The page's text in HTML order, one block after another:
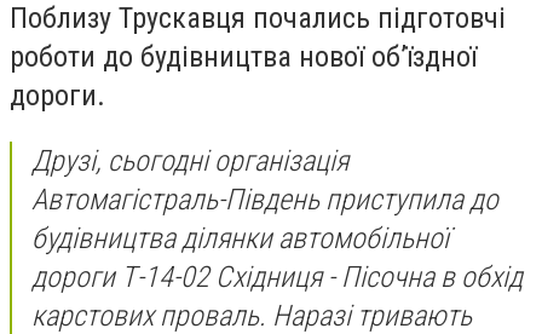
Поблизу Трускавця почались підготовчі
роботи до будівництва нової об’їздної
дороги.
Друзі, сьогодні організація
Автомагістраль-Південь приступила до
будівництва ділянки автомобільної
дороги Т-14-02 Східниця - Пісочна в обхід
карстових проваль. Наразі тривають